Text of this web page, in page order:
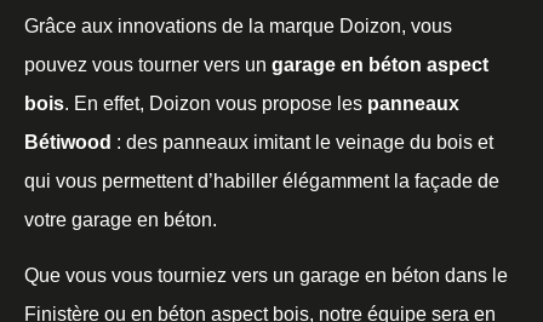
Grâce aux innovations de la marque Doizon, vous
pouvez vous tourner vers un garage en béton aspect
bois. En effet, Doizon vous propose les panneaux
Bétiwood : des panneaux imitant le veinage du bois et
qui vous permettent d’habiller élégamment la façade de
votre garage en béton.
Que vous vous tourniez vers un garage en béton dans le
Finistère ou en béton aspect bois, notre équipe sera en